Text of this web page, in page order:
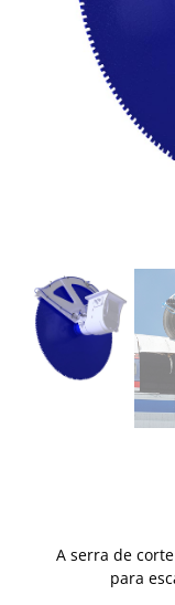
A serra de
para